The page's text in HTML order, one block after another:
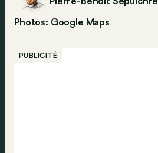
Photos: Google Maps
PUBLICITÉ